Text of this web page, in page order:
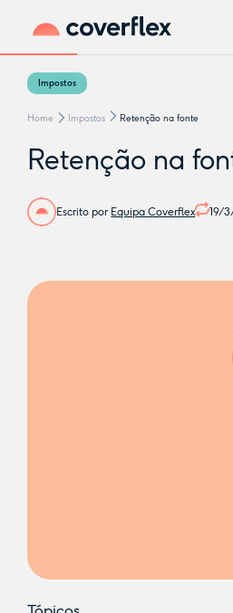
Impostos
Home Impostos Retenção na fonte
Retenção na
Escrito por Equipa Coverflex 19/